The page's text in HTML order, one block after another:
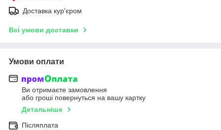
Доставка кур'єром
Всі умови доставки
Умови оплати
Ви отримаєте замовлення
або гроші повернуться на вашу картку
Детальніше
Післяплата